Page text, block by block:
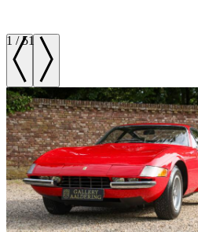
1 /51